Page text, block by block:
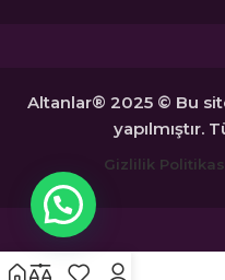
Altanlar® 2025 © Bu
yapılmıştır.
Gizlilik